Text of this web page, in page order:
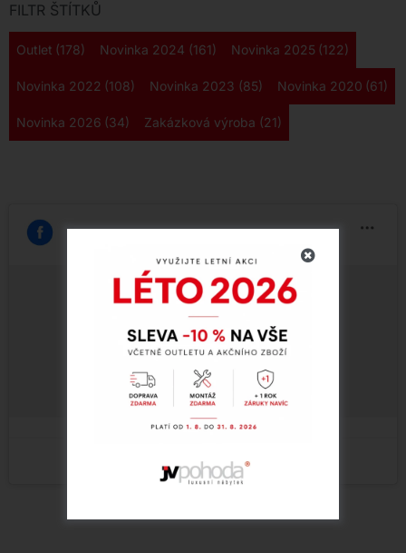
FILTR ŠTÍTKŮ
Outlet (178) Novinka 2024 (161) Novinka 2025 (122)
Novinka 2022 (108) Novinka 2023 (85) Novinka 2020 (61)
Novinka 2026 (34) Zakázková výroba (21)
Klepnutím přijměte marketingové soubory
cookie a povolte tento obsah (Translation